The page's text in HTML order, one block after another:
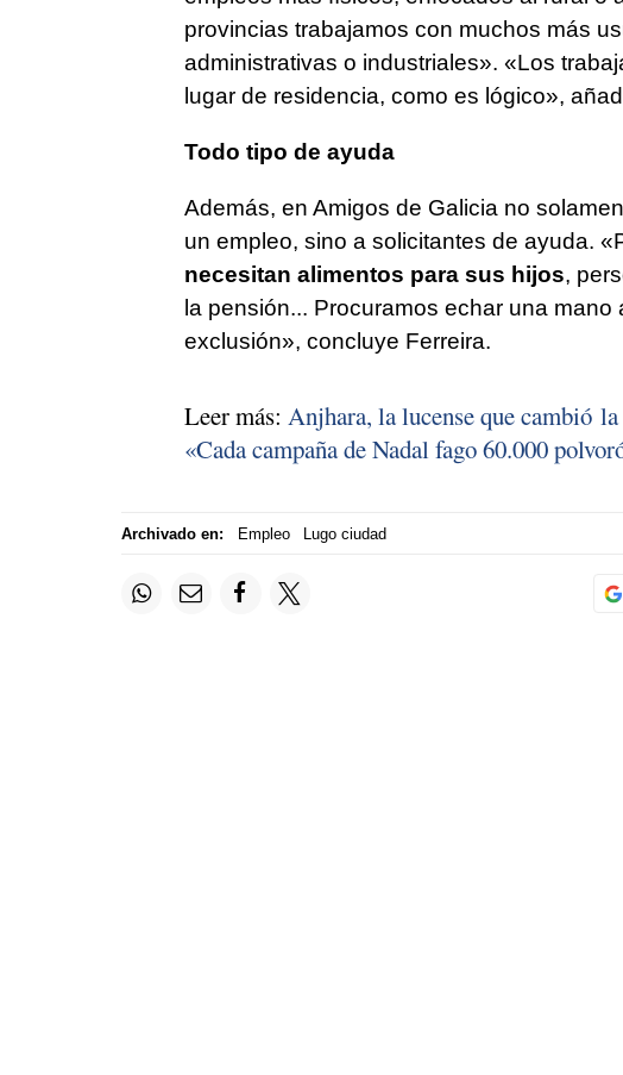
provincias trabajamos con muchos más
administrativas o industriales». «Los
lugar de residencia, como es lógico»,
Todo tipo de ayuda
Además, en Amigos de Galicia no
un empleo, sino a solicitantes de ayuda.
necesitan alimentos para sus hijos,
la pensión... Procuramos echar una
exclusión», concluye Ferreira.
Leer más: Anjhara, la lucense que cambió
«Cada campaña de Nadal fago 60.000
Archivado en: Empleo Lugo ciudad